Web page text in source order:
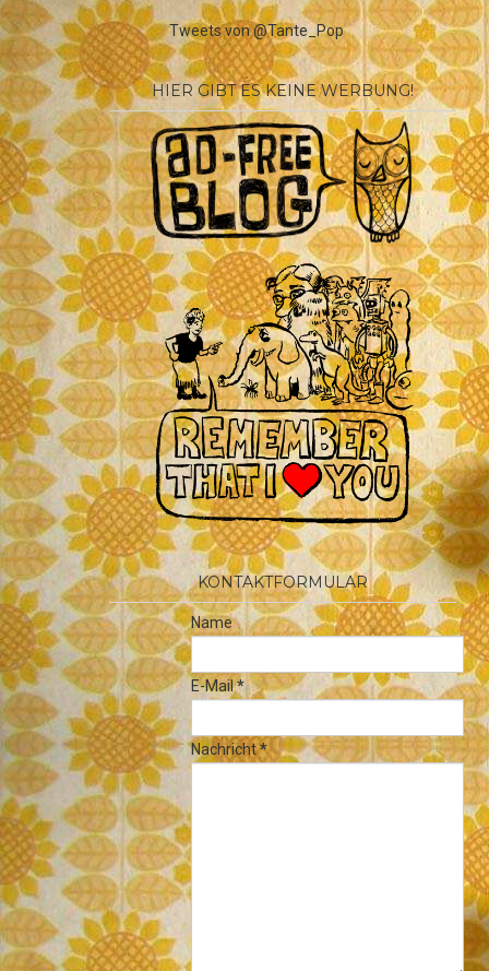
Tweets von @Tante_Pop
HIER GIBT ES KEINE WERBUNG!
KONTAKTFORMULAR
Name
E-Mail*
Nachricht*